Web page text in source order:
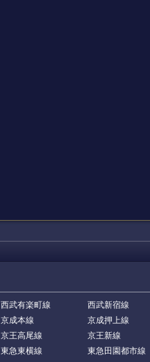
西武有楽町線 西武新宿線
京成本線 京成押上線
京王高尾線 京王新線
東急東横線 東急田園都市線